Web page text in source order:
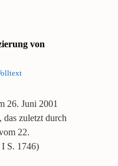
von
26. Juni 2001
zuletzt durch
22.
S. 1746)